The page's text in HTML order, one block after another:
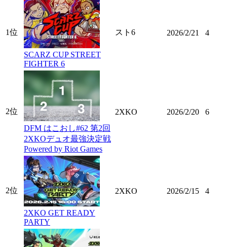
1位
SCARZ CUP STREET
FIGHTER 6
スト6 2026/2/21 4
2位
DFM はこおし#62 第2回
2XKOデュオ最強決定戦
Powered by Riot Games
2XKO 2026/2/20 6
2位
2XKO GET READY
PARTY
2XKO 2026/2/15 4